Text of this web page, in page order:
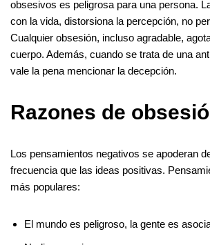
obsesivos es peligrosa para una persona.
con la vida, distorsiona la percepción, no
Cualquier obsesión, incluso agradable,
cuerpo. Además, cuando se trata de una
vale la pena mencionar la decepción.
Razones de
Los pensamientos negativos se apoderan
frecuencia que las ideas positivas.
más populares:
El mundo es peligroso, la gente es